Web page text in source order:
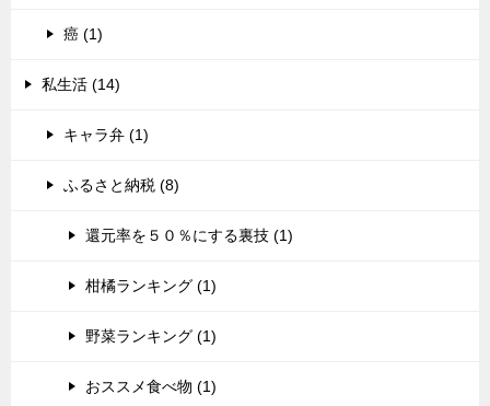
癌 (1)
私生活 (14)
キャラ弁 (1)
ふるさと納税 (8)
還元率を５０％にする裏技 (1)
柑橘ランキング (1)
野菜ランキング (1)
おススメ食べ物 (1)